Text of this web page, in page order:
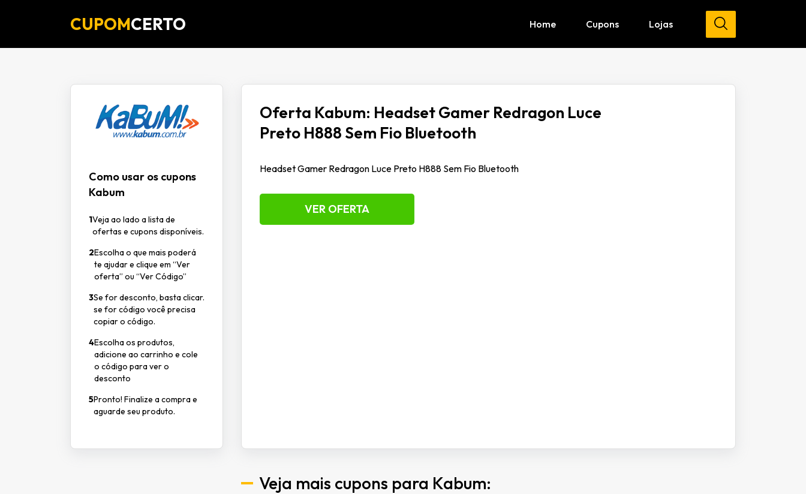
CUPOMCERTO Home Cupons Lojas
Como usar os cupons
Kabum
1Veja ao lado a lista de
ofertas e cupons disponíveis.
2Escolha o que mais poderá
te ajudar e clique em “Ver
oferta” ou “Ver Código”
3Se for desconto, basta clicar.
se for código você precisa
copiar o código.
4Escolha os produtos,
adicione ao carrinho e cole
o código para ver o
desconto
5Pronto! Finalize a compra e
aguarde seu produto.
Oferta Kabum: Headset Gamer Redragon Luce
Preto H888 Sem Fio Bluetooth
Headset Gamer Redragon Luce Preto H888 Sem Fio Bluetooth
VER OFERTA
Veja mais cupons para Kabum: